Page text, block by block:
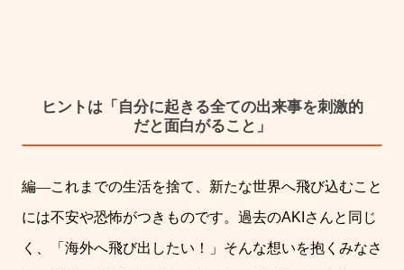
ヒントは「自分に起きる全ての出来事を刺激的
だと面白がること」
編―これまでの生活を捨て、新たな世界へ飛び込むこと
には不安や恐怖がつきものです。過去のAKI さんと同じ
く、「海外へ飛び出したい！」そんな想いを抱くみなさ